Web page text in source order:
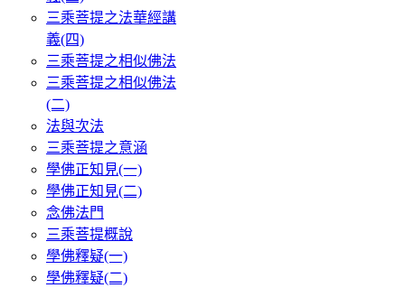
三乘菩提之法華經講
義(四)
三乘菩提之相似佛法
三乘菩提之相似佛法
(二)
法與次法
三乘菩提之意涵
學佛正知見(一)
學佛正知見(二)
念佛法門
三乘菩提概說
學佛釋疑(一)
學佛釋疑(二)